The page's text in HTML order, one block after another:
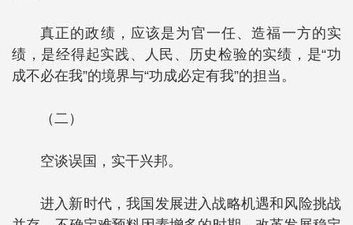
真正的政绩，应该是为官一任、造福一方的实
绩，是经得起实践、人民、历史检验的实绩，是“功
成不必在我”的境界与“功成必定有我”的担当。
（二）
空谈误国，实干兴邦。
进入新时代，我国发展进入战略机遇和风险挑战